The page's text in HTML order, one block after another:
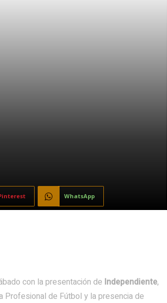
WhatsApp
con la presentación de Independiente,
Profesional de Fútbol y la presencia de